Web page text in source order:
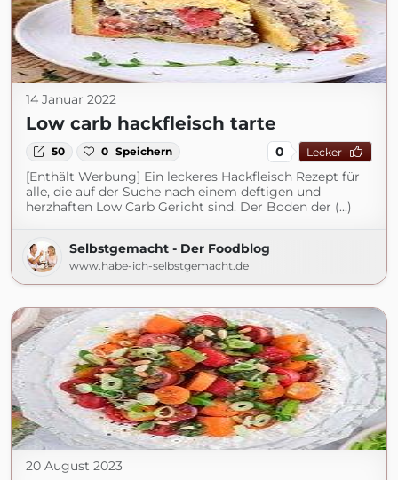
14 Januar 2022
Low carb hackfleisch tarte
50 0 Speichern 0 Lecker
[Enthält Werbung] Ein leckeres Hackfleisch Rezept für
alle, die auf der Suche nach einem deftigen und
herzhaften Low Carb Gericht sind. Der Boden der (...)
Selbstgemacht - Der Foodblog
www.habe-ich-selbstgemacht.de
20 August 2023